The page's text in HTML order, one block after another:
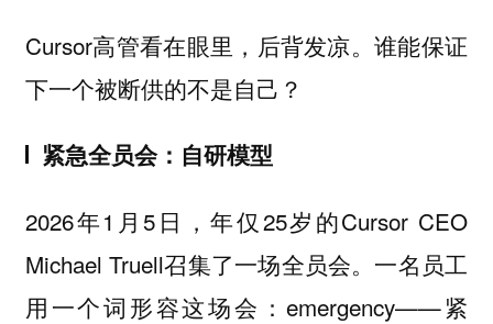
Cursor高管看在眼里，后背发凉。谁能保证
下一个被断供的不是自己？
紧急全员会：自研模型
2026年1月5日，年仅25岁的Cursor CEO
Michael Truell召集了一场全员会。一名员工
用一个词形容这场会：emergency——紧